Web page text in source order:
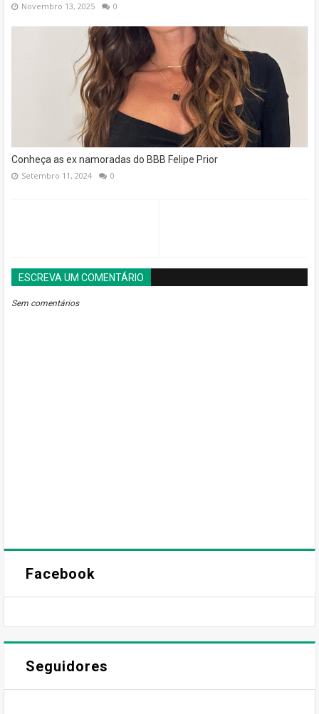
Novembro 13, 2025 0
Conheça as ex namoradas do BBB Felipe Prior
Setembro 11, 2024 0
ESCREVA UM COMENTÁRIO
Sem comentários
Facebook
Seguidores